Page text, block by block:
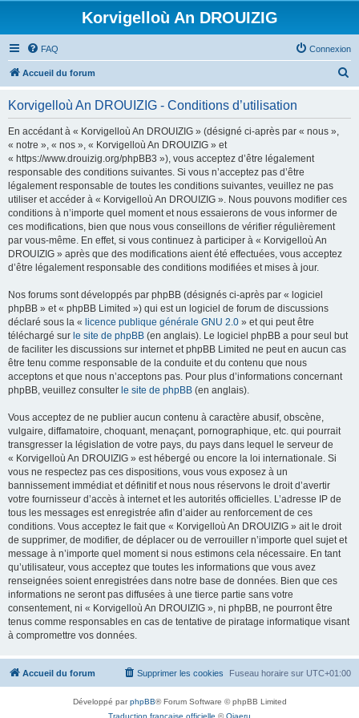
Korvigelloù An DROUIZIG
FAQ Connexion
Accueil du forum
Korvigelloù An DROUIZIG - Conditions d’utilisation
En accédant à « Korvigelloù An DROUIZIG » (désigné ci-après par « nous »,
« notre », « nos », « Korvigelloù An DROUIZIG » et
« https://www.drouizig.org/phpBB3 »), vous acceptez d’être légalement
responsable des conditions suivantes. Si vous n’acceptez pas d’être
légalement responsable de toutes les conditions suivantes, veuillez ne pas
utiliser et accéder à « Korvigelloù An DROUIZIG ». Nous pouvons modifier ces
conditions à n’importe quel moment et nous essaierons de vous informer de
ces modifications, bien que nous vous conseillons de vérifier régulièrement
par vous-même. En effet, si vous continuez à participer à « Korvigelloù An
DROUIZIG » après que des modifications aient été effectuées, vous acceptez
d’être légalement responsable des conditions modifiées et mises à jour.
Nos forums sont développés par phpBB (désignés ci-après par « logiciel
phpBB » et « phpBB Limited ») qui est un logiciel de forum de discussions
déclaré sous la « licence publique générale GNU 2.0 » et qui peut être
téléchargé sur le site de phpBB (en anglais). Le logiciel phpBB a pour seul but
de faciliter les discussions sur internet et phpBB Limited ne peut en aucun cas
être tenu comme responsable de la conduite et du contenu que nous
acceptons et que nous n’acceptons pas. Pour plus d’informations concernant
phpBB, veuillez consulter le site de phpBB (en anglais).
Vous acceptez de ne publier aucun contenu à caractère abusif, obscène,
vulgaire, diffamatoire, choquant, menaçant, pornographique, etc. qui pourrait
transgresser la législation de votre pays, du pays dans lequel le serveur de
« Korvigelloù An DROUIZIG » est hébergé ou encore la loi internationale. Si
vous ne respectez pas ces dispositions, vous vous exposez à un
bannissement immédiat et définitif et nous nous réservons le droit d’avertir
votre fournisseur d’accès à internet et les autorités officielles. L’adresse IP de
tous les messages est enregistrée afin d’aider au renforcement de ces
conditions. Vous acceptez le fait que « Korvigelloù An DROUIZIG » ait le droit
de supprimer, de modifier, de déplacer ou de verrouiller n’importe quel sujet et
message à n’importe quel moment si nous estimons cela nécessaire. En tant
qu’utilisateur, vous acceptez que toutes les informations que vous avez
renseignées soient enregistrées dans notre base de données. Bien que ces
informations ne seront pas diffusées à une tierce partie sans votre
consentement, ni « Korvigelloù An DROUIZIG », ni phpBB, ne pourront être
tenus comme responsables en cas de tentative de piratage informatique visant
à compromettre vos données.
Accueil du forum Fuseau horaire sur UTC+01:00
Supprimer les cookies
Développé parphpBB® Forum Software © phpBB Limited
Traduction française officielle ©Qiaeru